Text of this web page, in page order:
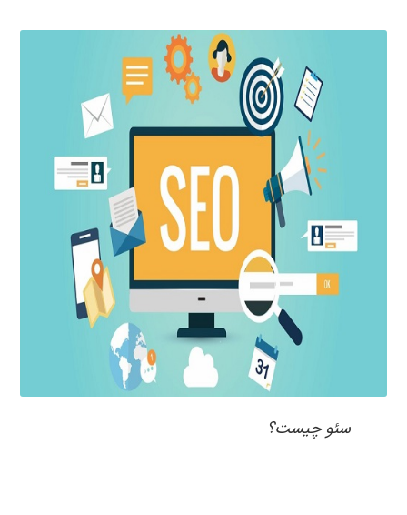
سئو چیست؟